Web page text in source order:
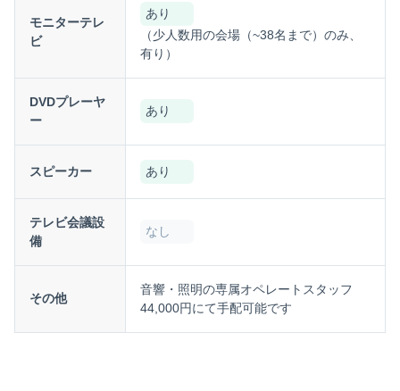
モニターテレ
ビ
あり
（少人数用の会場（~38名まで）のみ、
有り）
DVDプレーヤ
ー
あり
スピーカー あり
テレビ会議設
備
なし
その他
音響・照明の専属オペレートスタッフ
44,000円にて手配可能です